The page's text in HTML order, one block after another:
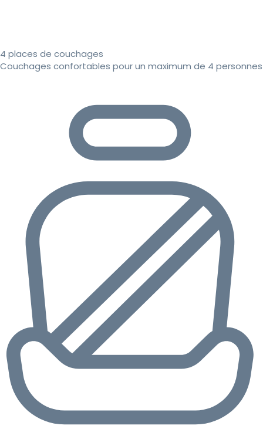
4 places de couchages
Couchages confortables pour un maximum de 4 personnes